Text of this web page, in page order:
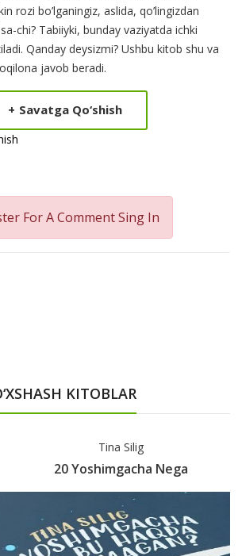
rozi bo’lganingiz, aslida, qo’lingizdan
chi? Tabiiyki, bunday vaziyatda ichki
Qanday deysizmi? Ushbu kitob shu va
javob beradi.
+ Savatga Qo‘shish
For A CommentSing In
KITOBLAR
20 Yoshimgacha Nega